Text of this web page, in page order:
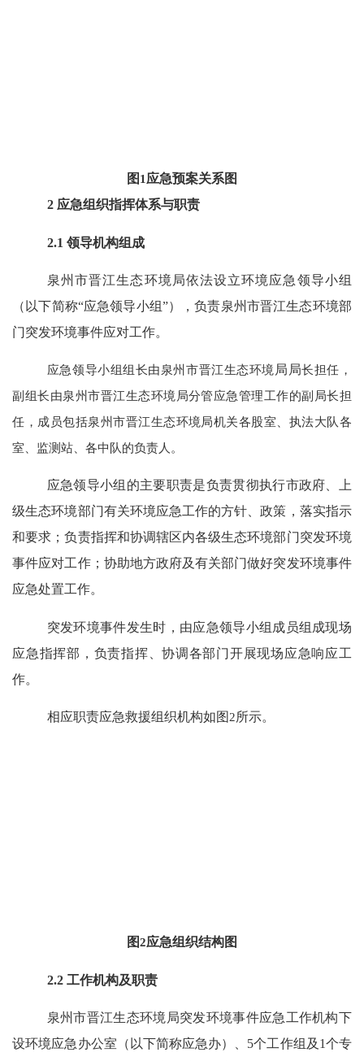
图1应急预案关系图
2 应急组织指挥体系与职责
2.1领导机构组成
泉州市晋江生态环境局依法设立环境应急领导小组
（以下简称“应急领导小组”），负责泉州市晋江生态环境部
门突发环境事件应对工作。
应急领导小组组长由泉州市晋江生态环境 局局长担任，
副组长由泉州市晋江生态环境局分管应急管理工作的副局长担
任，成员包括泉州市晋江生态环境局机关各股室、执法大队各
室、监测站、各中队的负责人。
应急领导小组的主要职责是负责贯彻执行市政府、上
级生态环境部门有关环境应急工作的方针、政策，落实指示
和要求；负责指挥和协调辖区内各级生态环境部门突发环境
事件应对工作；协助地方政府及有关部门做好突发环境事件
应急处置工作。
突发环境事件发生时，由应急领导小组成员组成现场
应急指挥部，负责指挥、协调各部门开展现场应急响应工
作。
相应职责应急救援组织机构如图 2所示。
图2应急组织结构图
2.2工作机构及职责
泉州市晋江生态环境局突发环境事件应急工作机构下
设环境应急办公室（以下简称应急办）、 5个工作组及 1个专